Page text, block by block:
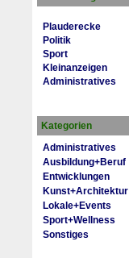
Plauderecke
Politik
Sport
Kleinanzeigen
Administratives
Kategorien
Administratives
Ausbildung+Beruf
Entwicklungen
Kunst+Architektur
Lokale+Events
Sport+Wellness
Sonstiges